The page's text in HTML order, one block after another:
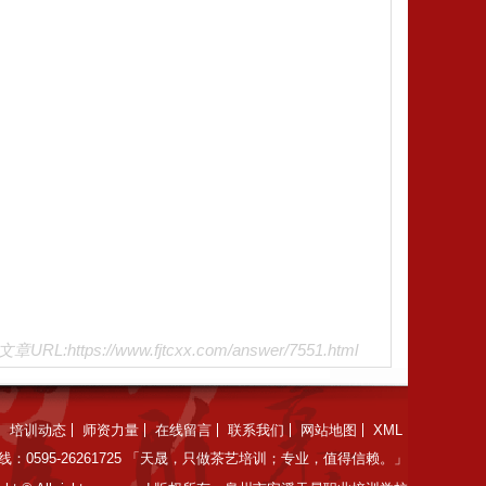
章URL:https://www.fjtcxx.com/answer/7551.html
培训动态 师资力量 在线留言 联系我们 网站地图
XML
：0595-26261725 「天晟，只做茶艺培训；专业，值得信赖。」